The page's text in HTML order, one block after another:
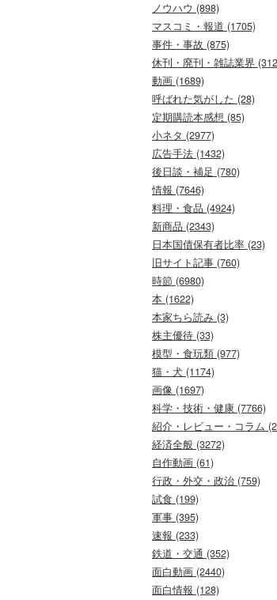
ノウハウ (898)
マスコミ・報道 (1705)
事件・事故 (875)
休刊・廃刊・雑誌業界
動画 (1689)
呼ばれた気がした (28)
定期購読本感想 (85)
小ネタ (2977)
広告手法 (1432)
後日談・補足 (780)
情報 (7646)
料理・食品 (4924)
新商品 (2343)
日本国債保有者比率 (23)
旧サイト記事 (760)
時節 (6980)
本 (1622)
本家ちら読み (3)
株主優待 (33)
模型・食玩類 (977)
猫・犬 (1174)
画像 (1697)
科学・技術・健康 (7766)
紹介・レビュー・コラム
経済全般 (3272)
自作動画 (61)
行政・外交・政治 (759)
試食 (199)
軍事 (395)
速報 (233)
鉄道・交通 (352)
面白動画 (2440)
面白情報 (128)